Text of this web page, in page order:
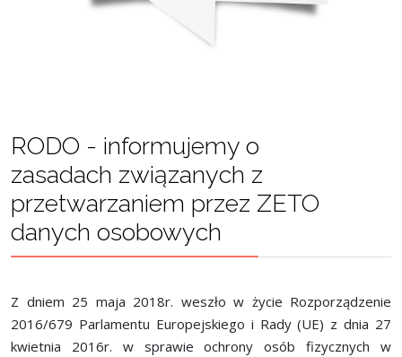
RODO - informujemy o
zasadach związanych z
przetwarzaniem przez ZETO
danych osobowych
Z dniem 25 maja 2018r. weszło w życie Rozporządzenie
2016/679 Parlamentu Europejskiego i Rady (UE) z dnia 27
kwietnia 2016r. w sprawie ochrony osób fizycznych w